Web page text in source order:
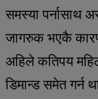
समस्या पर्नासाथ
जागरुक भएकै
अहिले कतिपय
डिमान्ड समेत गर्न